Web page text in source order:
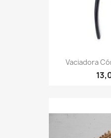
Vaciadora